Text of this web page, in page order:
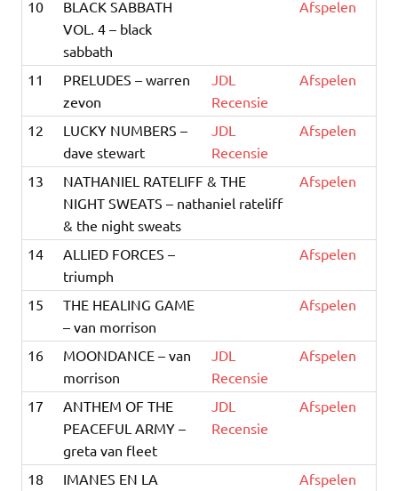
10
BLACK SABBATH
VOL. 4 – black
sabbath
Afspelen
11
PRELUDES – warren
zevon
JDL
Recensie
Afspelen
12
LUCKY NUMBERS –
dave stewart
JDL
Recensie
Afspelen
13
NATHANIEL RATELIFF & THE
NIGHT SWEATS – nathaniel rateliff
& the night sweats
Afspelen
14
ALLIED FORCES –
triumph
Afspelen
15
THE HEALING GAME
– van morrison
Afspelen
16
MOONDANCE – van
morrison
JDL
Recensie
Afspelen
17
ANTHEM OF THE
PEACEFUL ARMY –
greta van fleet
JDL
Recensie
Afspelen
18 IMANES EN LA Afspelen